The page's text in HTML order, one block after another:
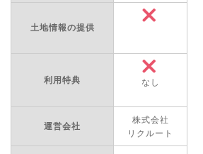
土地情報の提供
利用特典 なし
運営会社
株式会社
リクルート